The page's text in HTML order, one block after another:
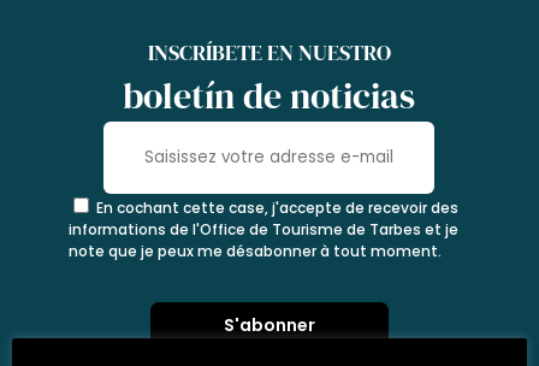
INSCRÍBETE EN NUESTRO
boletín de noticias
En cochant cette case, j'accepte de recevoir des
informations de l'Office de Tourisme de Tarbes et je
note que je peux me désabonner à tout moment.